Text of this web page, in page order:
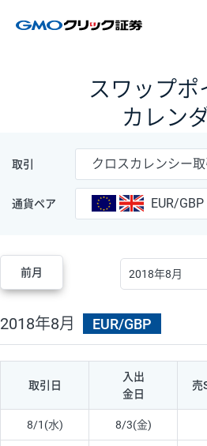
スワップポ
カレン
取引 クロスカレンシー取
通貨ペア EUR/GBP
前月
2018年8月 EUR/GBP
取引日
入出
金日
売
8/1(水) 8/3(金)